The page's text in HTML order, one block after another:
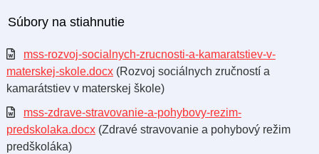
Súbory na stiahnutie
mss-rozvoj-socialnych-zrucnosti-a-kamaratstiev-v-
materskej-skole.docx(Rozvoj sociálnych zručností a
kamarátstiev v materskej škole)
mss-zdrave-stravovanie-a-pohybovy-rezim-
predskolaka.docx(Zdravé stravovanie a pohybový režim
predškoláka)